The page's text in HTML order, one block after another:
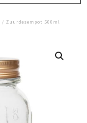
/ Zuurdesempot 500ml